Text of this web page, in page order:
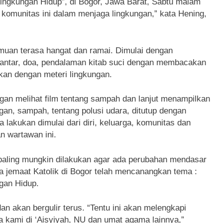
Hidup”, di Bogor, Jawa Barat, Sabtu malam
ini dalam menjaga lingkungan,” kata Hening,
terasa hangat dan ramai. Dimulai dengan
doa, pendalaman kitab suci dengan membacakan
dengan meteri lingkungan.
melihat film tentang sampah dan lanjut menampilkan
sampah, tentang polusi udara, ditutup dengan
lakukan dimulai dari diri, keluarga, komunitas dan
wartawan ini.
mungkin dilakukan agar ada perubahan mendasar
Katolik di Bogor telah mencanangkan tema :
Hidup.
akan bergulir terus. “Tentu ini akan melengkapi
di ‘Aisyiyah, NU dan umat agama lainnya,”